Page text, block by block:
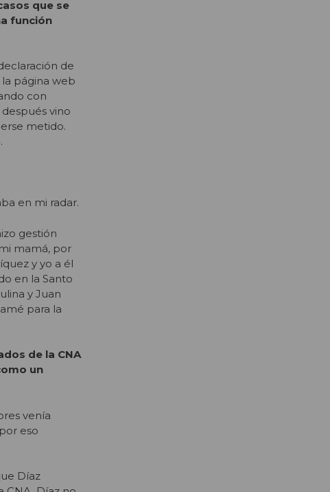
que se
función
de
página web
con
vino
metido.
en mi radar.
gestión
mamá, por
y yo a él
en la Santo
y Juan
para la
de la CNA
un
venía
eso
Díaz